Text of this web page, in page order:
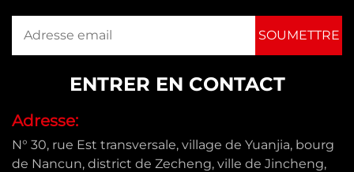
ENTRER EN CONTACT
Adresse:
N° 30, rue Est transversale, village de Yuanjia, bourg
de Nancun, district de Zecheng, ville de Jincheng,